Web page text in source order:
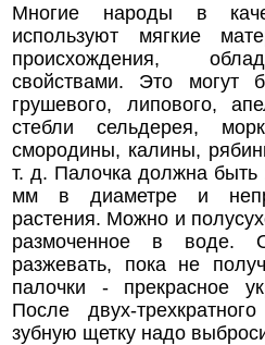
Многие народы в
используют мягкие
происхождения,
свойствами. Это могут
грушевого, липового,
стебли сельдерея,
смородины, калины,
т. д. Палочка должна
мм в диаметре и
растения. Можно и
размоченное в воде.
разжевать, пока не
палочки - прекрасное
После двух-
зубную щетку надо